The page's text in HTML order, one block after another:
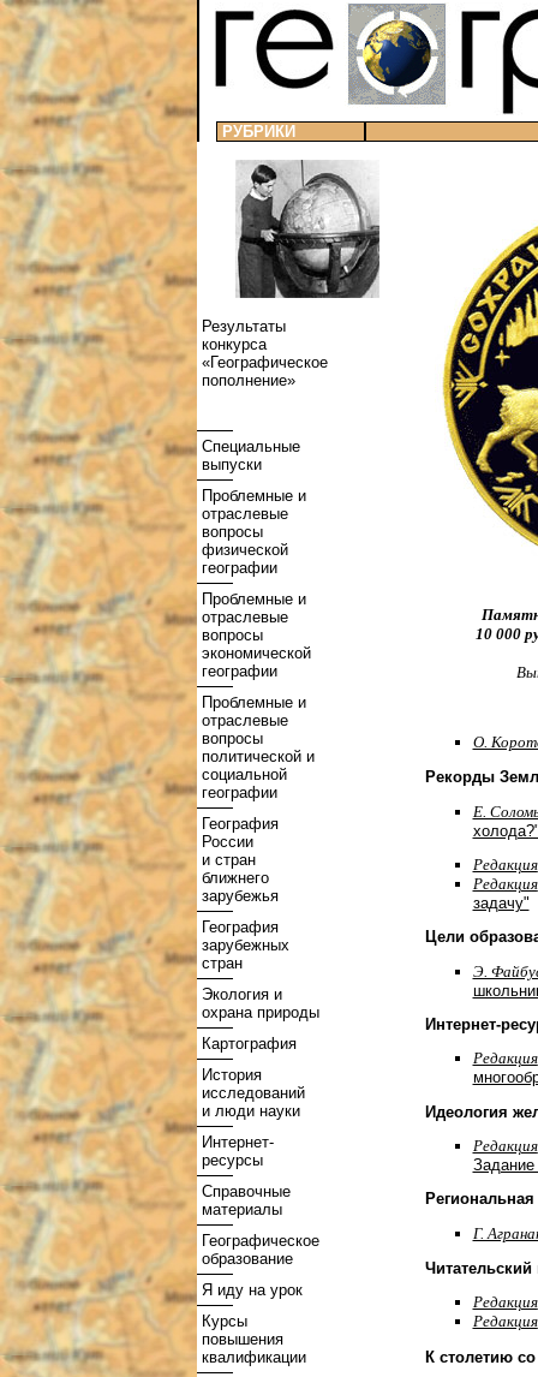
РУБРИКИ
Результаты
конкурса
«Географическое
пополнение»
Специальные
выпуски
Проблемные и
отраслевые
вопросы
физической
географии
Проблемные и
отраслевые
вопросы
экономической
географии
Проблемные и
отраслевые
вопросы
политической и
социальной
географии
География
России
и стран
ближнего
зарубежья
География
зарубежных
стран
Экология и
охрана природы
Картография
История
исследований
и люди науки
Интернет-
ресурсы
Справочные
материалы
Географическое
образование
Я иду на урок
Курсы
повышения
квалификации
10 000
О.
Рекорды
Е.
Редакция
Редакция
задачу"
Цели
Э.
Интернет-
Редакция
Идеология
Редакция
Задание
Г.
Читательский
Редакция
Редакция
К столетию